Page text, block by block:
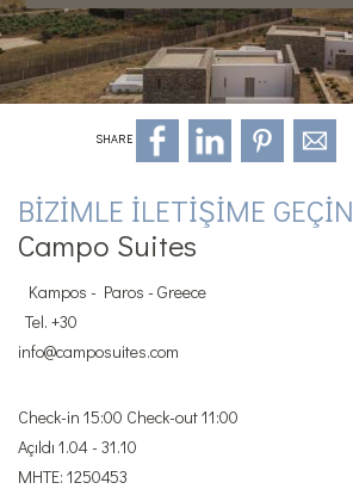
SHARE
BIZIMLE ILETIŞIME GEÇIN
Campo Suites
Kampos - Paros - Greece
Tel. +30
info@camposuites.com
Check-in 15:00 Check-out 11:00
Açıldı 1.04 - 31.10
MHTE: 1250453